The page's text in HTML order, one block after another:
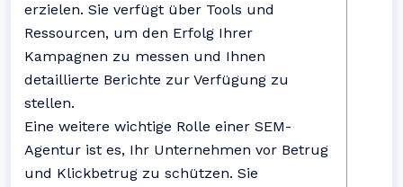
erzielen. Sie verfügt über Tools und
Ressourcen, um den Erfolg Ihrer
Kampagnen zu messen und Ihnen
detaillierte Berichte zur Verfügung zu
stellen.
Eine weitere wichtige Rolle einer SEM-
Agentur ist es, Ihr Unternehmen vor Betrug
und Klickbetrug zu schützen. Sie